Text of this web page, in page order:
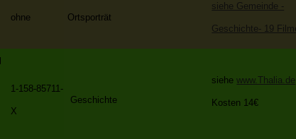
ohne Ortsporträt
siehe Gemeinde -
Geschichte- 19
1-158-85711-
X
Geschichte
siehewww.Thalia.de
Kosten 14€